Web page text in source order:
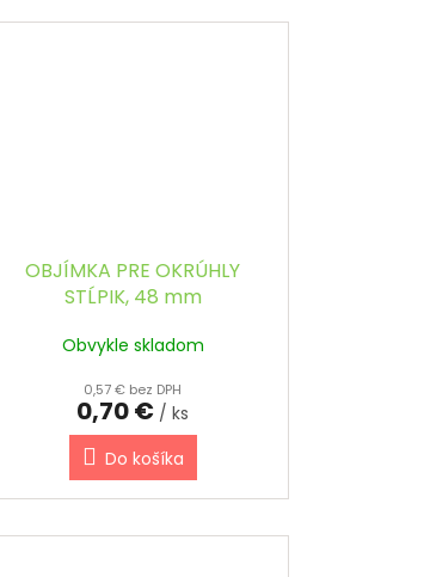
OBJÍMKA PRE OKRÚHLY
STĹPIK, 48 mm
Obvykle skladom
0,57 € bez DPH
0,70 € / ks
Do košíka